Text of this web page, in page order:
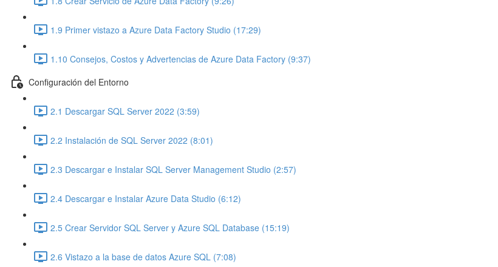
1.9 Primer vistazo a Azure Data Factory Studio (17:29)
1.10 Consejos, Costos y Advertencias de Azure Data Factory (9:37)
Configuración del Entorno
2.1 Descargar SQL Server 2022 (3:59)
2.2 Instalación de SQL Server 2022 (8:01)
2.3 Descargar e Instalar SQL Server Management Studio (2:57)
2.4 Descargar e Instalar Azure Data Studio (6:12)
2.5 Crear Servidor SQL Server y Azure SQL Database (15:19)
2.6 Vistazo a la base de datos Azure SQL (7:08)